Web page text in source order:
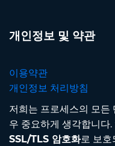
개인정보 및 약관
이용약관
개인정보 처리방침
저희는 프로세스의 모든
우 중요하게 생각합니다
SSL/TLS 암호화로 보호